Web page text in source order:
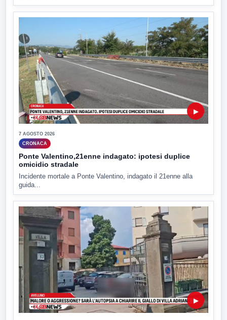
▶
7 AGOSTO 2026
CRONACA
Ponte Valentino,21enne indagato: ipotesi duplice
omicidio stradale
Incidente mortale a Ponte Valentino, indagato il 21enne alla
guida...
▶